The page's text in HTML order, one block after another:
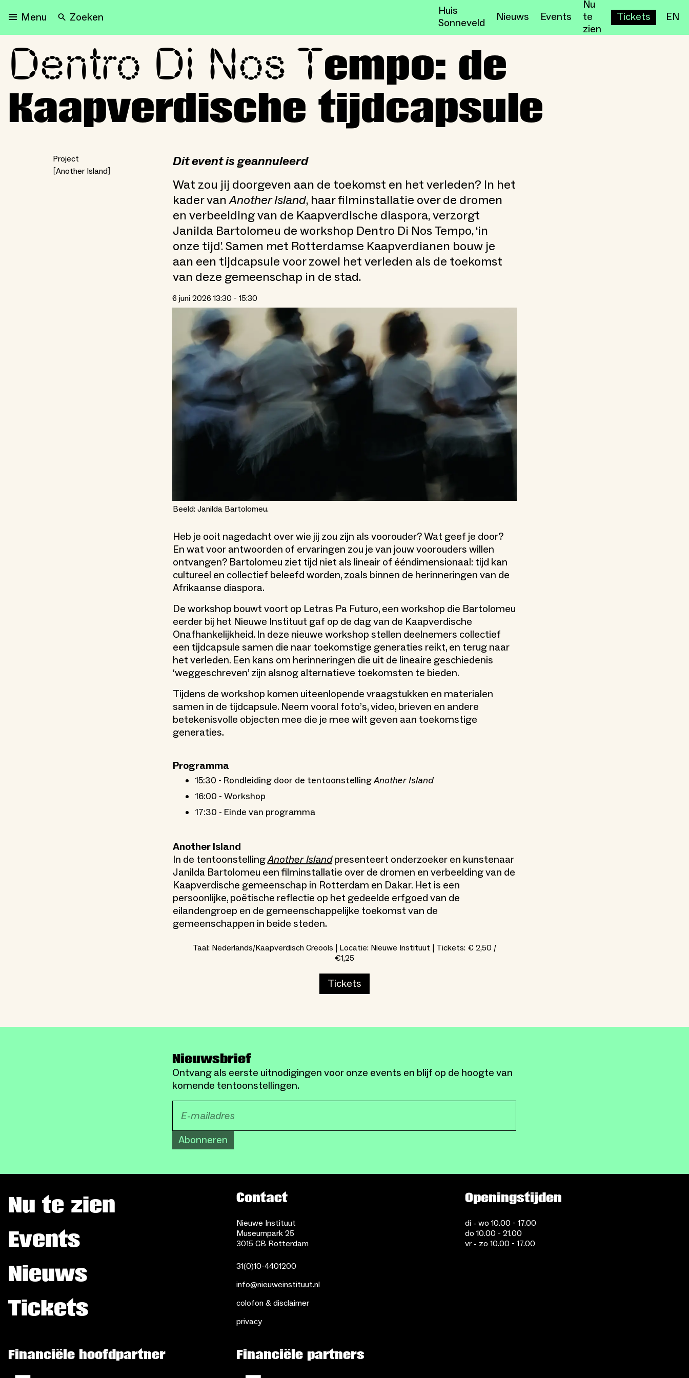
Menu Zoeken
Huis
Sonneveld
Nieuws Events
Nu
te
zien
Tickets EN
Dentro Di Nos Tempo: de Kaapverdische tijdcapsule
Dentro Di Nos Tempo: de
Kaapverdische tijdcapsule
Project
Another Island
Dit event is geannuleerd
Wat zou jij doorgeven aan de toekomst en het verleden? In het
kader vanAnother Island, haar filminstallatie over de dromen
en verbeelding van de Kaapverdische diaspora, verzorgt
Janilda Bartolomeu de workshop Dentro Di Nos Tempo, ‘in
onze tijd’. Samen met Rotterdamse Kaapverdianen bouw je
aan een tijdcapsule voor zowel het verleden als de toekomst
van deze gemeenschap in de stad.
6 juni 2026 13:30 - 15:30
Beeld: Janilda Bartolomeu.
Heb je ooit nagedacht over wie jij zou zijn als voorouder? Wat geef je door?
En wat voor antwoorden of ervaringen zou je van jouw voorouders willen
ontvangen? Bartolomeu ziet tijd niet als lineair of ééndimensionaal: tijd kan
cultureel en collectief beleefd worden, zoals binnen de herinneringen van de
Afrikaanse diaspora.
De workshop bouwt voort op Letras Pa Futuro, een workshop die Bartolomeu
eerder bij het Nieuwe Instituut gaf op de dag van de Kaapverdische
Onafhankelijkheid. In deze nieuwe workshop stellen deelnemers collectief
een tijdcapsule samen die naar toekomstige generaties reikt, en terug naar
het verleden. Een kans om herinneringen die uit de lineaire geschiedenis
‘weggeschreven’ zijn alsnog alternatieve toekomsten te bieden.
Tijdens de workshop komen uiteenlopende vraagstukken en materialen
samen in de tijdcapsule. Neem vooral foto’s, video, brieven en andere
betekenisvolle objecten mee die je mee wilt geven aan toekomstige
generaties.
Programma
15:30 - Rondleiding door de tentoonstellingAnother Island
16:00 - Workshop
17:30 - Einde van programma
Another Island
In de tentoonstellingAnother Islandpresenteert onderzoeker en kunstenaar
Janilda Bartolomeu een filminstallatie over de dromen en verbeelding van de
Kaapverdische gemeenschap in Rotterdam en Dakar. Het is een
persoonlijke, poëtische reflectie op het gedeelde erfgoed van de
eilandengroep en de gemeenschappelijke toekomst van de
gemeenschappen in beide steden.
Taal: Nederlands/Kaapverdisch Creools | Locatie: Nieuwe Instituut | Tickets: € 2,50 /
€1,25
Tickets
Nieuwsbrief
Ontvang als eerste uitnodigingen voor onze events en blijf op de hoogte van
komende tentoonstellingen.
Abonneren
Nu te zien
Events
Nieuws
Tickets
Contact
Nieuwe Instituut
Museumpark 25
3015 CB Rotterdam
31(0)10-4401200
info@nieuweinstituut.nl
colofon & disclaimer
privacy
Openingstijden
di - wo 10.00 - 17.00
do 10.00 - 21.00
vr - zo 10.00 - 17.00
Financiële hoofdpartner Financiële partners